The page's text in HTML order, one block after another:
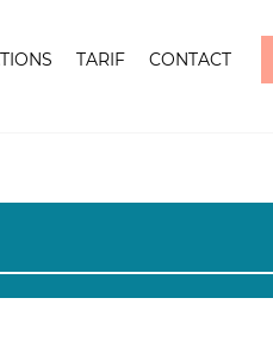
TARIF CONTACT